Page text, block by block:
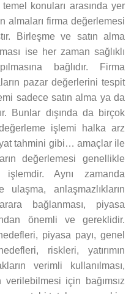
konuları arasında yer
almaları firma değerlemesi
Birleşme ve satın alma
ise her zaman sağlıklı
bağlıdır. Firma
pazar değerlerini tespit
sadece satın alma ya da
Bunlar dışında da birçok
işlemi halka arz
tahmini gibi… amaçlar ile
değerlemesi genellikle
Aynı zamanda
anlaşmazlıkların
bağlanması, piyasa
önemli ve gereklidir.
piyasa payı, genel
riskleri, yatırımın
verimli kullanılması,
verilebilmesi için bağımsız